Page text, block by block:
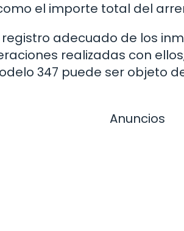
el importe total del
adecuado de los
realizadas con
347 puede ser objeto
Anuncios